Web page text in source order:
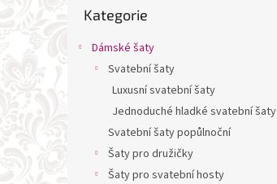
kategorie
Kategorie
Dámské šaty
Svatební šaty
Luxusní svatební šaty
Jednoduché hladké svatební šaty
Svatební šaty popůlnoční
Šaty pro družičky
Šaty pro svatební hosty